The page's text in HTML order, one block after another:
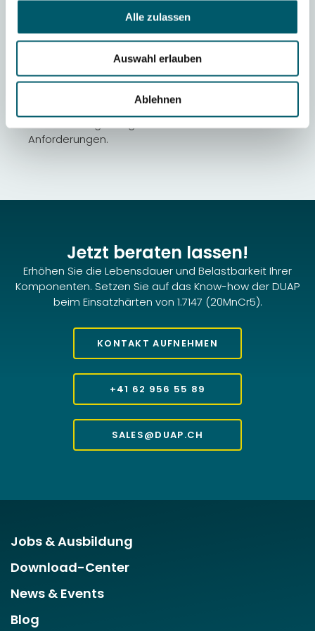
Alle zulassen
Auswahl erlauben
Ablehnen
Typisch sind Zahnräder, Wellen,
Bolzen,Getriebekomponenten mit hoher Randhärte
und zähem Kern.
Kann DUAP individuelle
Wärmebehandlungsparameter anpassen?
Ja, DUAP bietet massgeschneiderte Lösungen – von
der Werkstoffanalyse über Prozesssimulation bis zur
Anforderungen.
Jetzt beraten lassen!
Erhöhen Sie die Lebensdauer und Belastbarkeit Ihrer
Komponenten. Setzen Sie auf das Know-how der DUAP
beim Einsatzhärten von 1.7147 (20MnCr5).
KONTAKT AUFNEHMEN
+41 62 956 55 89
SALES@DUAP.CH
Jobs & Ausbildung
Download-Center
News & Events
Blog